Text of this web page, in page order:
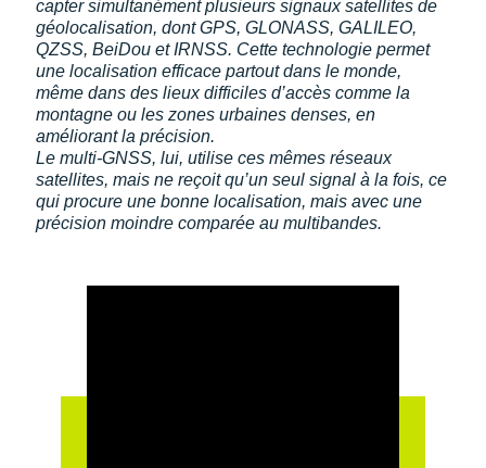
capter simultanément plusieurs signaux satellites de
géolocalisation, dont GPS, GLONASS, GALILEO,
QZSS, BeiDou et IRNSS. Cette technologie permet
une localisation efficace partout dans le monde,
même dans des lieux difficiles d’accès comme la
montagne ou les zones urbaines denses, en
améliorant la précision.
Le multi-GNSS, lui, utilise ces mêmes réseaux
satellites, mais ne reçoit qu’un seul signal à la fois, ce
qui procure une bonne localisation, mais avec une
précision moindre comparée au multibandes.